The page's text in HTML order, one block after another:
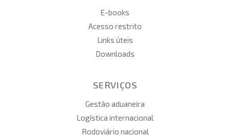
E-books
Acesso restrito
Links úteis
Downloads
SERVIÇOS
Gestão aduaneira
Logística internacional
Rodoviário nacional